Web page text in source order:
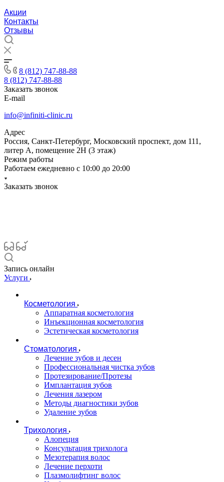
Акции
Контакты
Отзывы
8 (812) 747-88-88
8 (812) 747-88-88
Заказать звонок
E-mail
info@infiniti-clinic.ru
Адрес
Россия, Санкт-Петербург, Московский проспект, дом 111,
литер А, помещение 2Н (3 этаж)
Режим работы
Работаем ежедневно с 10:00 до 20:00
Заказать звонок
Запись онлайн
Услуги
Косметология
Аппаратная косметология
Инъекционная косметология
Эстетическая косметология
Стоматология
Лечение зубов и десен
Профессиональная чистка зубов
Протезирование/Протезы
Имплантация зубов
Лечения лазером
Методы диагностики зубов
Удаление зубов
Трихология
Алопеция
Консультация трихолога
Мезотерапия волос
Лечение перхоти
Плазмолифтинг волос